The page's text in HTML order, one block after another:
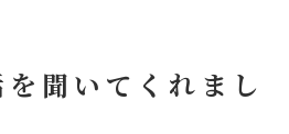
聞いてくれまし